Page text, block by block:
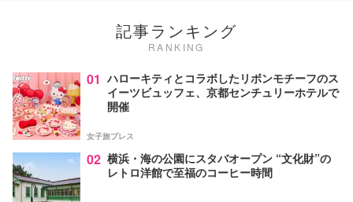
記事ランキング
RANKING
01 ハローキティとコラボしたリボンモチーフのス
イーツビュッフェ、京都センチュリーホテルで
開催
女子旅プレス
02 横浜・海の公園にスタバオープン “文化財”の
レトロ洋館で至福のコーヒー時間